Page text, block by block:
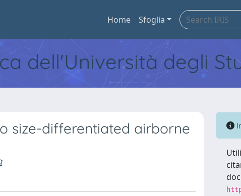
Home Sfoglia
dell'Università degli
size-differentiated airborne